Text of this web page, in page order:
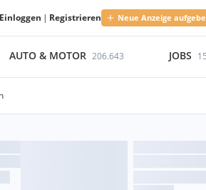
Einloggen | Registrieren Neue Anzeige
AUTO & MOTOR 206.643 JOBS